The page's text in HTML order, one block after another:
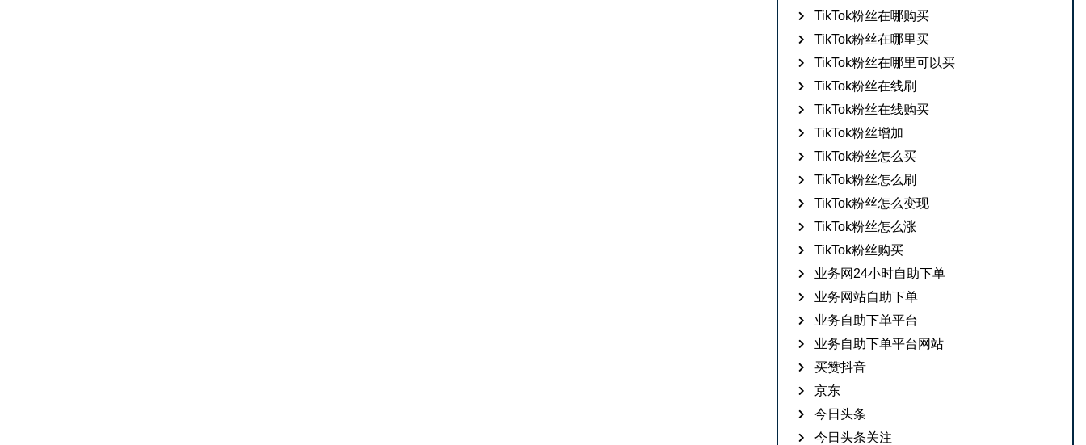
TikTok粉丝在哪购买
TikTok粉丝在哪里买
TikTok粉丝在哪里可以买
TikTok粉丝在线刷
TikTok粉丝在线购买
TikTok粉丝增加
TikTok粉丝怎么买
TikTok粉丝怎么刷
TikTok粉丝怎么变现
TikTok粉丝怎么涨
TikTok粉丝购买
业务网24小时自助下单
业务网站自助下单
业务自助下单平台
业务自助下单平台网站
买赞抖音
京东
今日头条
今日头条关注